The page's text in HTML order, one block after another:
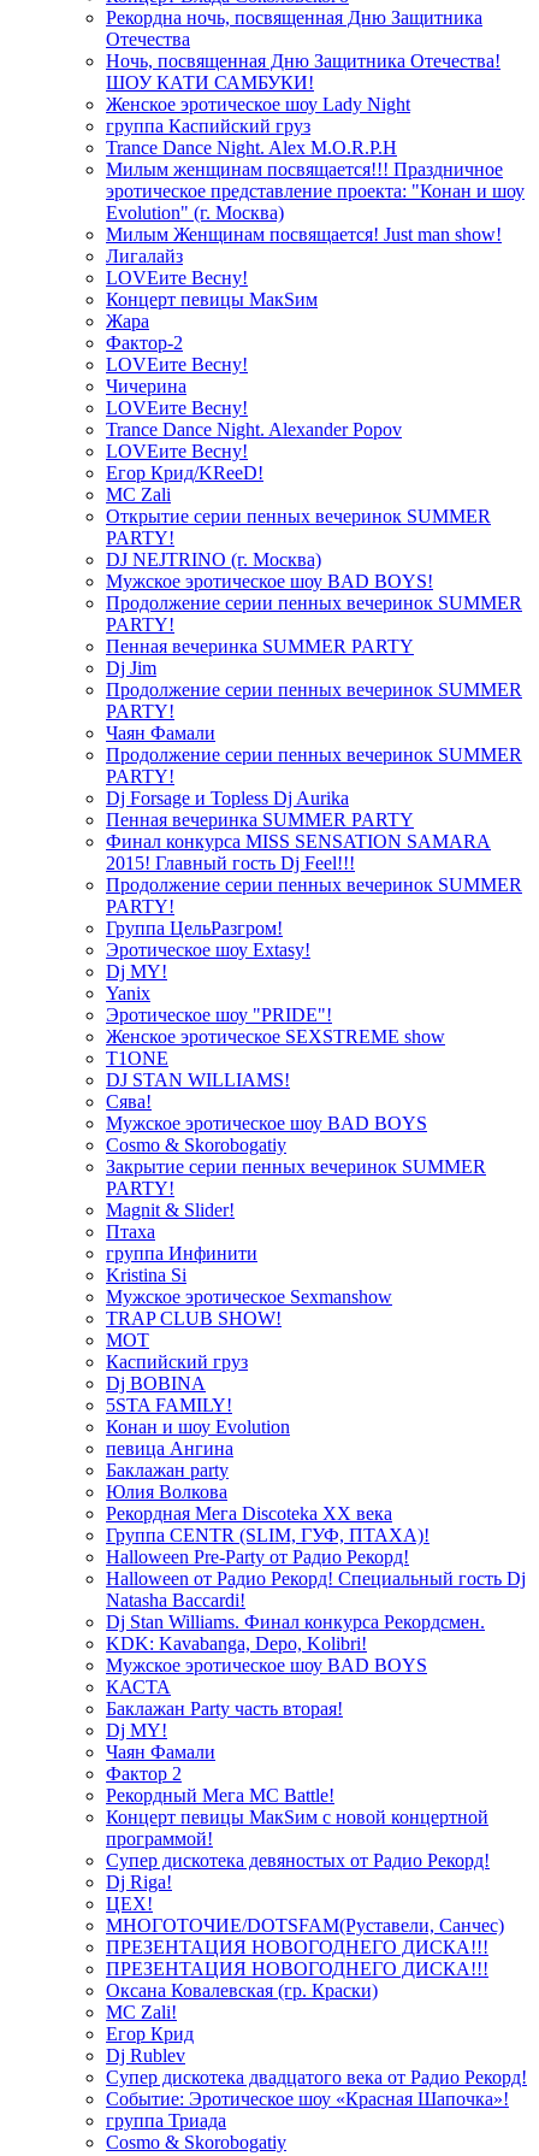
Рекордна ночь, посвященная Дню Защитника
Отечества
Ночь, посвященная Дню Защитника Отечества!
ШОУ КАТИ САМБУКИ!
Женское эротическое шоу Lady Night
группа Каспийский груз
Trance Dance Night. Alex M.O.R.P.H
Милым женщинам посвящается!!! Праздничное
эротическое представление проекта: "Конан и шоу
Evolution" (г. Москва)
Милым Женщинам посвящается! Just man show!
Лигалайз
LOVEите Весну!
Концерт певицы МакSим
Жара
Фактор-2
LOVEите Весну!
Чичерина
LOVEите Весну!
Trance Dance Night. Alexander Popov
LOVEите Весну!
Егор Крид/KReeD!
MC Zali
Открытие серии пенных вечеринок SUMMER
PARTY!
DJ NEJTRINO (г. Москва)
Мужское эротическое шоу BAD BOYS!
Продолжение серии пенных вечеринок SUMMER
PARTY!
Пенная вечеринка SUMMER PARTY
Dj Jim
Продолжение серии пенных вечеринок SUMMER
PARTY!
Чаян Фамали
Продолжение серии пенных вечеринок SUMMER
PARTY!
Dj Forsage и Topless Dj Aurika
Пенная вечеринка SUMMER PARTY
Финал конкурса MISS SENSATION SAMARA
2015! Главный гость Dj Feel!!!
Продолжение серии пенных вечеринок SUMMER
PARTY!
Группа ЦельРазгром!
Эротическое шоу Extasy!
Dj MY!
Yanix
Эротическое шоу "PRIDE"!
Женское эротическое SEXSTREME show
T1ONE
DJ STAN WILLIAMS!
Сява!
Мужское эротическое шоу BAD BOYS
Cosmo & Skorobogatiy
Закрытие серии пенных вечеринок SUMMER
PARTY!
Magnit & Slider!
Птаха
группа Инфинити
Kristina Si
Мужское эротическое Sexmanshow
TRAP CLUB SHOW!
МОТ
Каспийский груз
Dj BOBINA
5STA FAMILY!
Конан и шоу Evolution
певица Ангина
Баклажан party
Юлия Волкова
Рекордная Мега Discoteka XX века
Группа CENTR (SLIM, ГУФ, ПТАХА)!
Halloween Pre-Party от Радио Рекорд!
Halloween от Радио Рекорд! Специальный гость Dj
Natasha Baccardi!
Dj Stan Williams. Финал конкурса Рекордсмен.
KDK: Kavabanga, Depo, Kolibri!
Мужское эротическое шоу BAD BOYS
КАСТА
Баклажан Party часть вторая!
Dj MY!
Чаян Фамали
Фактор 2
Рекордный Мега МС Battle!
Концерт певицы МакSим с новой концертной
программой!
Супер дискотека девяностых от Радио Рекорд!
Dj Riga!
ЦЕХ!
МНОГОТОЧИЕ/DOTSFAM(Руставели, Санчес)
ПРЕЗЕНТАЦИЯ НОВОГОДНЕГО ДИСКА!!!
ПРЕЗЕНТАЦИЯ НОВОГОДНЕГО ДИСКА!!!
Оксана Ковалевская (гр. Краски)
MC Zali!
Егор Крид
Dj Rublev
Супер дискотека двадцатого века от Радио Рекорд!
Событие: Эротическое шоу «Красная Шапочка»!
группа Триада
Cosmo & Skorobogatiy